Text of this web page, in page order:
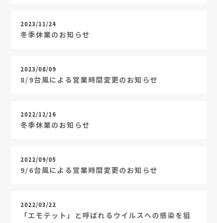
2023/11/24
冬季休業のお知らせ
2023/08/09
8/9台風による営業時間変更のお知らせ
2022/12/16
冬季休業のお知らせ
2022/09/05
9/6台風による営業時間変更のお知らせ
2022/03/22
「エモテット」と呼ばれるウイルスへの感染を狙